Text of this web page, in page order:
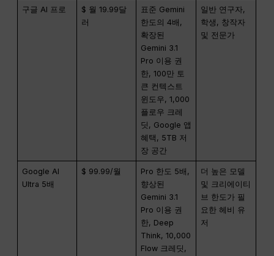
구글 AI 프로
$ 월 19.99달
러
표준 Gemini
한도의 4배,
확장된
Gemini 3.1
Pro 이용 권
한, 100만 토
큰 컨텍스트
윈도우, 1,000
플로우 크레
딧, Google 앱
혜택, 5TB 저
장 공간
일반 연구자,
학생, 창작자
및 전문가
Google AI
Ultra 5배
$ 99.99/월
Pro 한도 5배,
향상된
Gemini 3.1
Pro 이용 권
한, Deep
Think, 10,000
Flow 크레딧,
더 높은 모델
및 크리에이티
브 한도가 필
요한 헤비 유
저